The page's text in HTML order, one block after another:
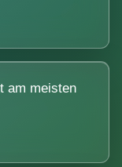
am meisten